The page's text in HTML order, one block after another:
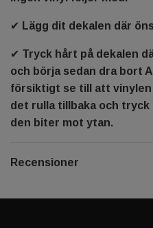
✔ Lägg dit dekalen där
✔ Tryck hårt på dekalen
och börja sedan dra bort
försiktigt se till att
det rulla tillbaka och tryck
den biter mot ytan.
Recensioner